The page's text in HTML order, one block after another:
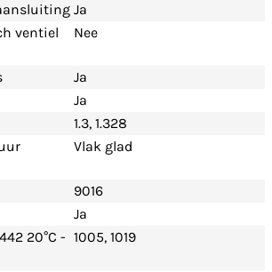
Ja
ventiel
Nee
Ja
Ja
1.3, 1.328
Vlak glad
9016
Ja
20°C - 1005, 1019